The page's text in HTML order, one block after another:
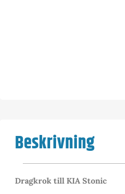
Beskrivning
Dragkrok till KIA Stonic